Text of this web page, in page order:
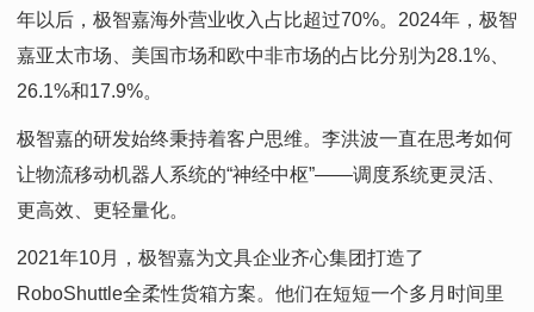
年以后，极智嘉海外营业收入占比超过70%。2024年，极智
嘉亚太市场、美国市场和欧中非市场的占比分别为28.1%、
26.1%和17.9%。
极智嘉的研发始终秉持着客户思维。李洪波一直在思考如何
让物流移动机器人系统的“神经中枢”——调度系统更灵活、
更高效、更轻量化。
2021年10月，极智嘉为文具企业齐心集团打造了
RoboShuttle全柔性货箱方案。他们在短短一个多月时间里